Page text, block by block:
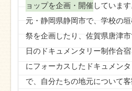
ョップを企画・開催 していま
元・静岡県静岡市で、学校の
祭を企画したり、佐賀県唐津
日のドキュメンタリー制作合
にフォーカスしたドキュメン
で、自分たちの地元について